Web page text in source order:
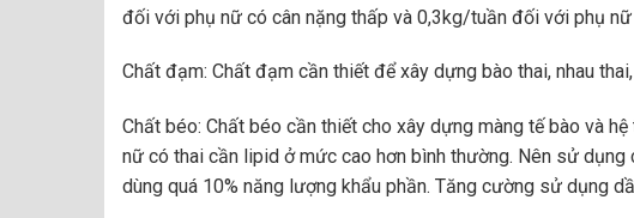
đối với phụ nữ có cân nặng thấp và 0,3kg/tuần đối với phụ nữ
Chất đạm: Chất đạm cần thiết để xây dựng bào thai, nhau
Chất béo: Chất béo cần thiết cho xây dựng màng tế bào và
nữ có thai cần lipid ở mức cao hơn bình thường. Nên sử
dùng quá 10% năng lượng khẩu phần. Tăng cường sử dụng